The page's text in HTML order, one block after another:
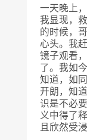
一天晚上
我显现，
的时候，
心头。我
镜子观看
了。我如
知道，如
开朗，知
识是不必
义中得了
且欣然受